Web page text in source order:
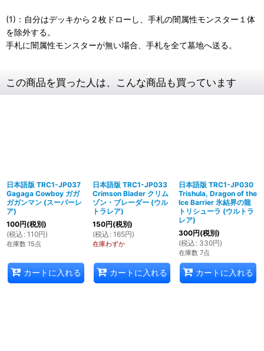
(1)：自分はデッキから２枚ドローし、手札の闇属性モンスター１体
を除外する。
手札に闇属性モンスターが無い場合、手札を全て墓地へ送る。
この商品を買った人は、こんな商品も買っています
日本語版 TRC1-JP037
Gagaga Cowboy ガガ
ガガンマン (スーパーレ
ア)
100円(税別)
(税込 : 110円)
在庫数 15点
カートに入れる
日本語版 TRC1-JP033
Crimson Blader クリム
ゾン・ブレーダー (ウル
トラレア)
150円(税別)
(税込 : 165円)
在庫わずか
カートに入れる
日本語版 TRC1-JP030
Trishula, Dragon of the
Ice Barrier 氷結界の龍
トリシューラ (ウルトラ
レア)
300円(税別)
(税込 : 330円)
在庫数 7点
カートに入れる